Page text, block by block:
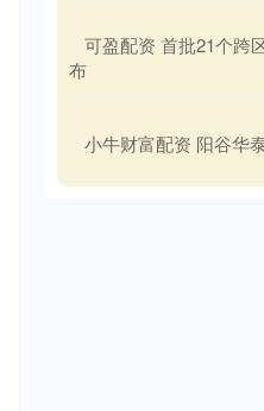
可盈配资 首批21个跨
布
小牛财富配资 阳谷华